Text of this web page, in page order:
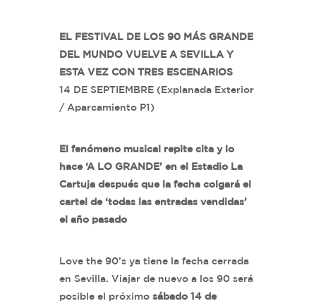
EL FESTIVAL DE LOS 90 MÁS GRANDE
DEL MUNDO VUELVE A SEVILLA Y
ESTA VEZ CON TRES ESCENARIOS
14 DE SEPTIEMBRE (Explanada Exterior
/ Aparcamiento P1)
El fenómeno musical repite cita y lo
hace ‘A LO GRANDE’ en el Estadio La
Cartuja después que la fecha colgará el
cartel de ‘todas las entradas vendidas’
el año pasado
Love the 90’s ya tiene la fecha cerrada
en Sevilla. Viajar de nuevo a los 90 será
posible el próximo sábado 14 de